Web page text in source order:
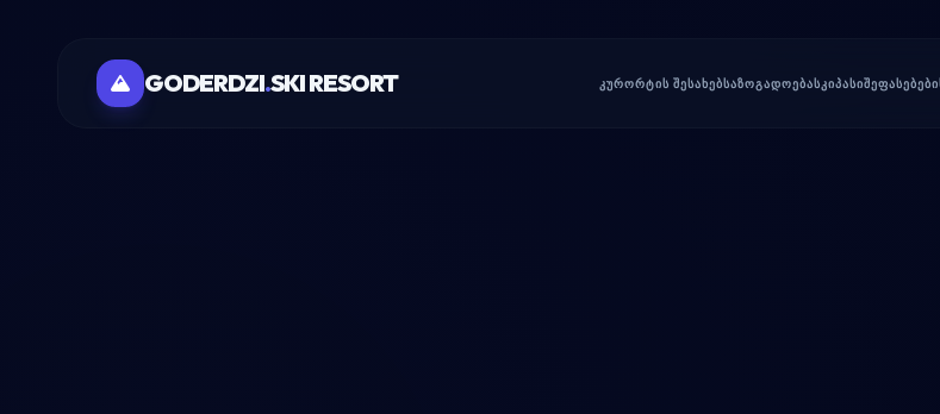
GODERDZI.SKI RESORT ᲙᲣᲠᲝᲠᲢᲘᲡ ᲨᲔᲡᲐᲮᲔᲑᲡᲐᲖᲝᲒᲐᲓᲝᲔᲑᲐᲡᲙᲘᲞᲐᲡᲘᲨᲔᲤᲐᲡᲔᲑᲔᲑᲘ